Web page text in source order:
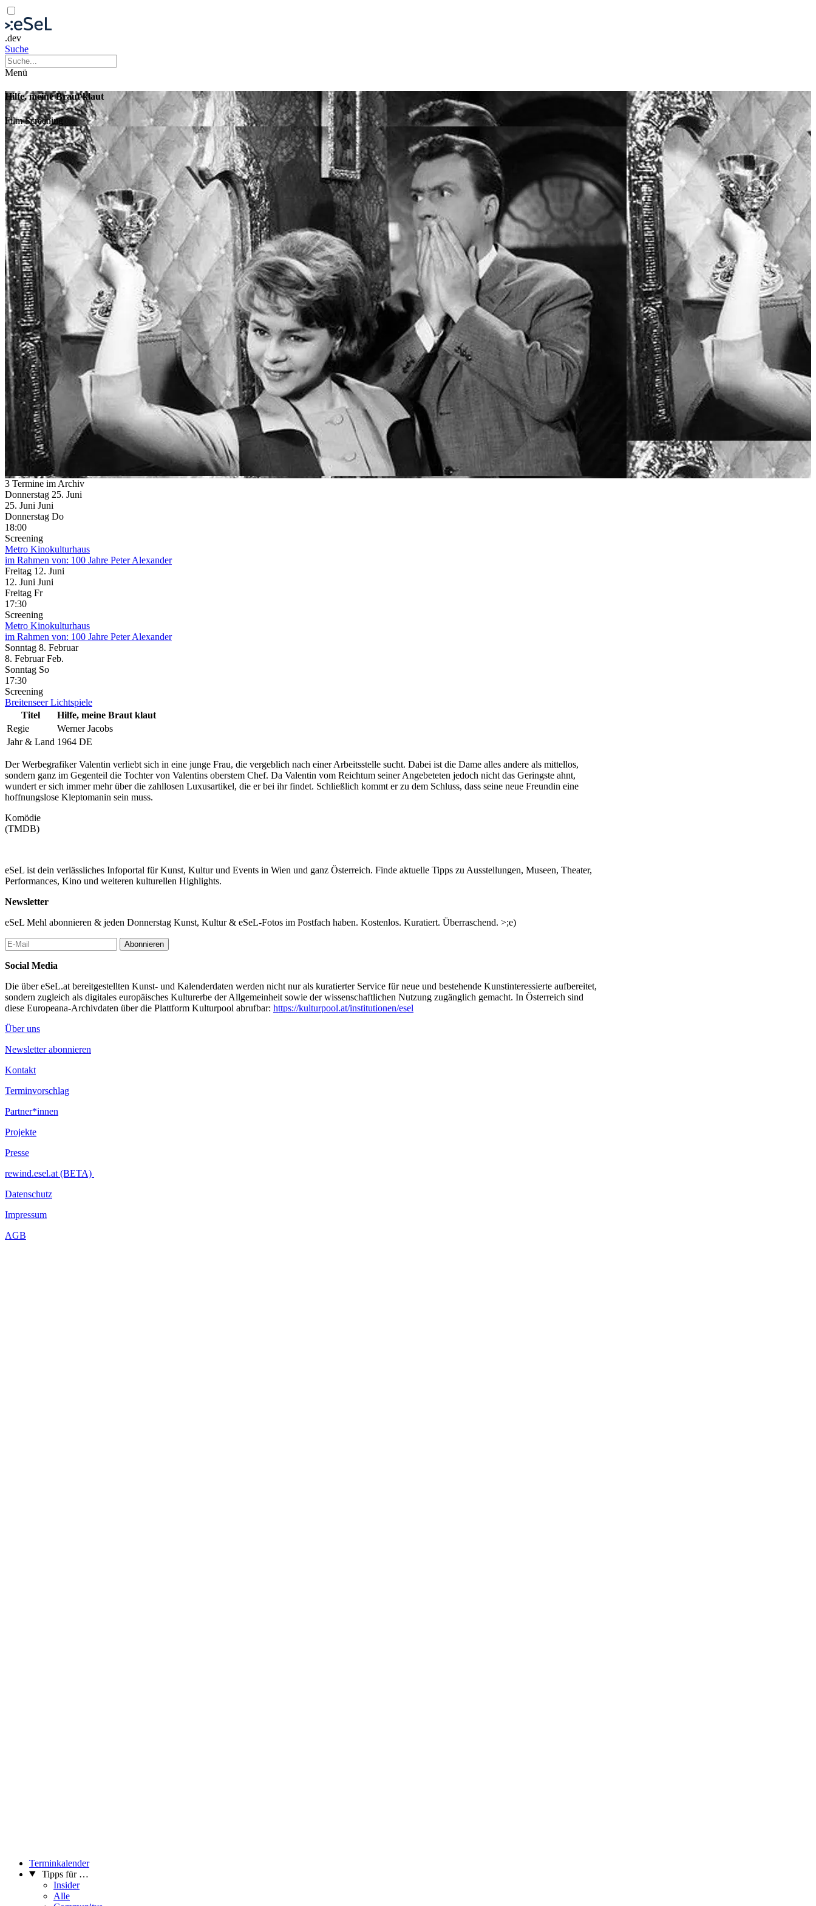
.dev
Suche
Menü
Hilfe, meine Braut klaut
FilmScreening
3 Termine im Archiv
Donnerstag 25. Juni
25. Juni Juni
Donnerstag Do
18:00
Screening
Metro Kinokulturhaus
im Rahmen von: 100 Jahre Peter Alexander
Freitag 12. Juni
12. Juni Juni
Freitag Fr
17:30
Screening
Metro Kinokulturhaus
im Rahmen von: 100 Jahre Peter Alexander
Sonntag 8. Februar
8. Februar Feb.
Sonntag So
17:30
Screening
Breitenseer Lichtspiele
Titel
Hilfe, meine Braut klaut
Regie
Werner Jacobs
Jahr & Land 1964 DE
Der Werbegrafiker Valentin verliebt sich in eine junge Frau, die vergeblich nach einer Arbeitsstelle sucht. Dabei ist die Dame alles andere als mittellos,
sondern ganz im Gegenteil die Tochter von Valentins oberstem Chef. Da Valentin vom Reichtum seiner Angebeteten jedoch nicht das Geringste ahnt,
wundert er sich immer mehr über die zahllosen Luxusartikel, die er bei ihr findet. Schließlich kommt er zu dem Schluss, dass seine neue Freundin eine
hoffnungslose Kleptomanin sein muss.
Komödie
(TMDB)
eSeL ist dein verlässliches Infoportal für Kunst, Kultur und Events in Wien und ganz Österreich. Finde aktuelle Tipps zu Ausstellungen, Museen, Theater,
Performances, Kino und weiteren kulturellen Highlights.
Newsletter
eSeL Mehl abonnieren & jeden Donnerstag Kunst, Kultur & eSeL-Fotos im Postfach haben. Kostenlos. Kuratiert. Überraschend. >;e)
Abonnieren
Social Media
Die über eSeL.at bereitgestellten Kunst- und Kalenderdaten werden nicht nur als kuratierter Service für neue und bestehende Kunstinteressierte aufbereitet,
sondern zugleich als digitales europäisches Kulturerbe der Allgemeinheit sowie der wissenschaftlichen Nutzung zugänglich gemacht. In Österreich sind
diese Europeana-Archivdaten über die Plattform Kulturpool abrufbar: https://kulturpool.at/institutionen/esel
Über uns
Newsletter abonnieren
Kontakt
Terminvorschlag
Partner*innen
Projekte
Presse
rewind.esel.at (BETA)
Datenschutz
Impressum
AGB
Terminkalender
Tipps für …
Insider
Alle